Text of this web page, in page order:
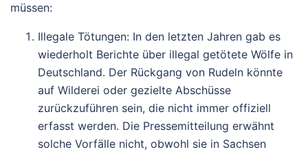
müssen:
Illegale Tötungen: In den letzten Jahren gab es
wiederholt Berichte über illegal getötete Wölfe in
Deutschland. Der Rückgang von Rudeln könnte
auf Wilderei oder gezielte Abschüsse
zurückzuführen sein, die nicht immer offiziell
erfasst werden. Die Pressemitteilung erwähnt
solche Vorfälle nicht, obwohl sie in Sachsen